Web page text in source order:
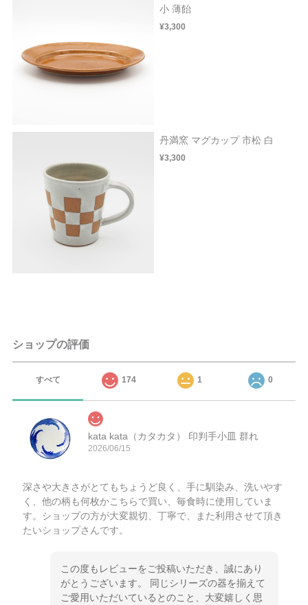
小 薄飴
¥3,300
丹満窯 マグカップ 市松 白
¥3,300
ショップの評価
すべて 174 1 0
kata kata（カタカタ） 印判手小皿 群れ
2026/06/15
深さや大きさがとてもちょうど良く、手に馴染み、洗いやす
く、他の柄も何枚かこちらで買い、毎食時に使用していま
す。ショップの方が大変親切、丁寧で、また利用させて頂き
たいショップさんです。
この度もレビューをご投稿いただき、誠にあり
がとうございます。 同じシリーズの器を揃えて
ご愛用いただいているとのこと、大変嬉しく思